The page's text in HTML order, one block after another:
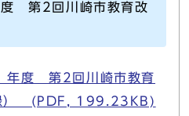
第2回川崎市教育改
年度 第2回川崎市教育
） (PDF, 199.23KB)